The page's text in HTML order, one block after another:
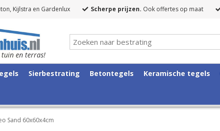
Kijlstra en Gardenlux Scherpe prijzen. Ook offertes op maat
tuin en terras!
Sierbestrating Betontegels Keramische tegels
Sand 60x60x4cm